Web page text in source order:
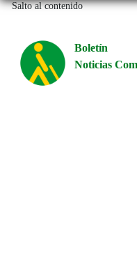
Salto al contenido
Boletín
Noticias